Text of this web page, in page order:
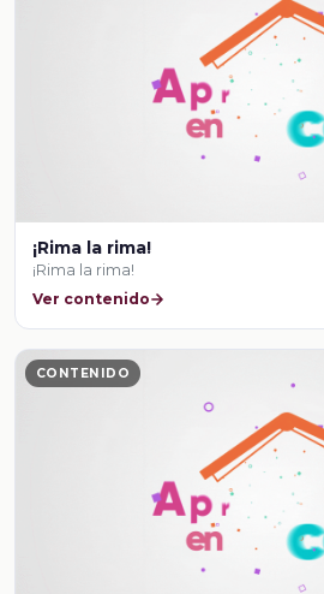
¡Rima la rima!
¡Rima la rima!
Ver contenido
CONTENIDO